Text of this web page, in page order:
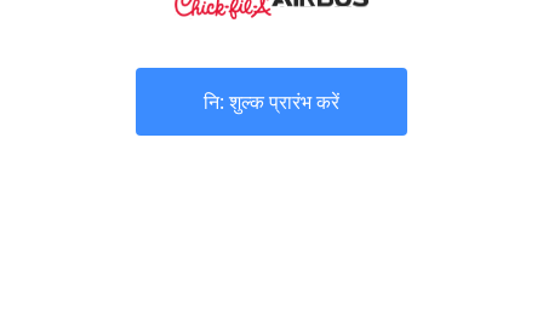
नि: शुल्क प्रारंभ करें